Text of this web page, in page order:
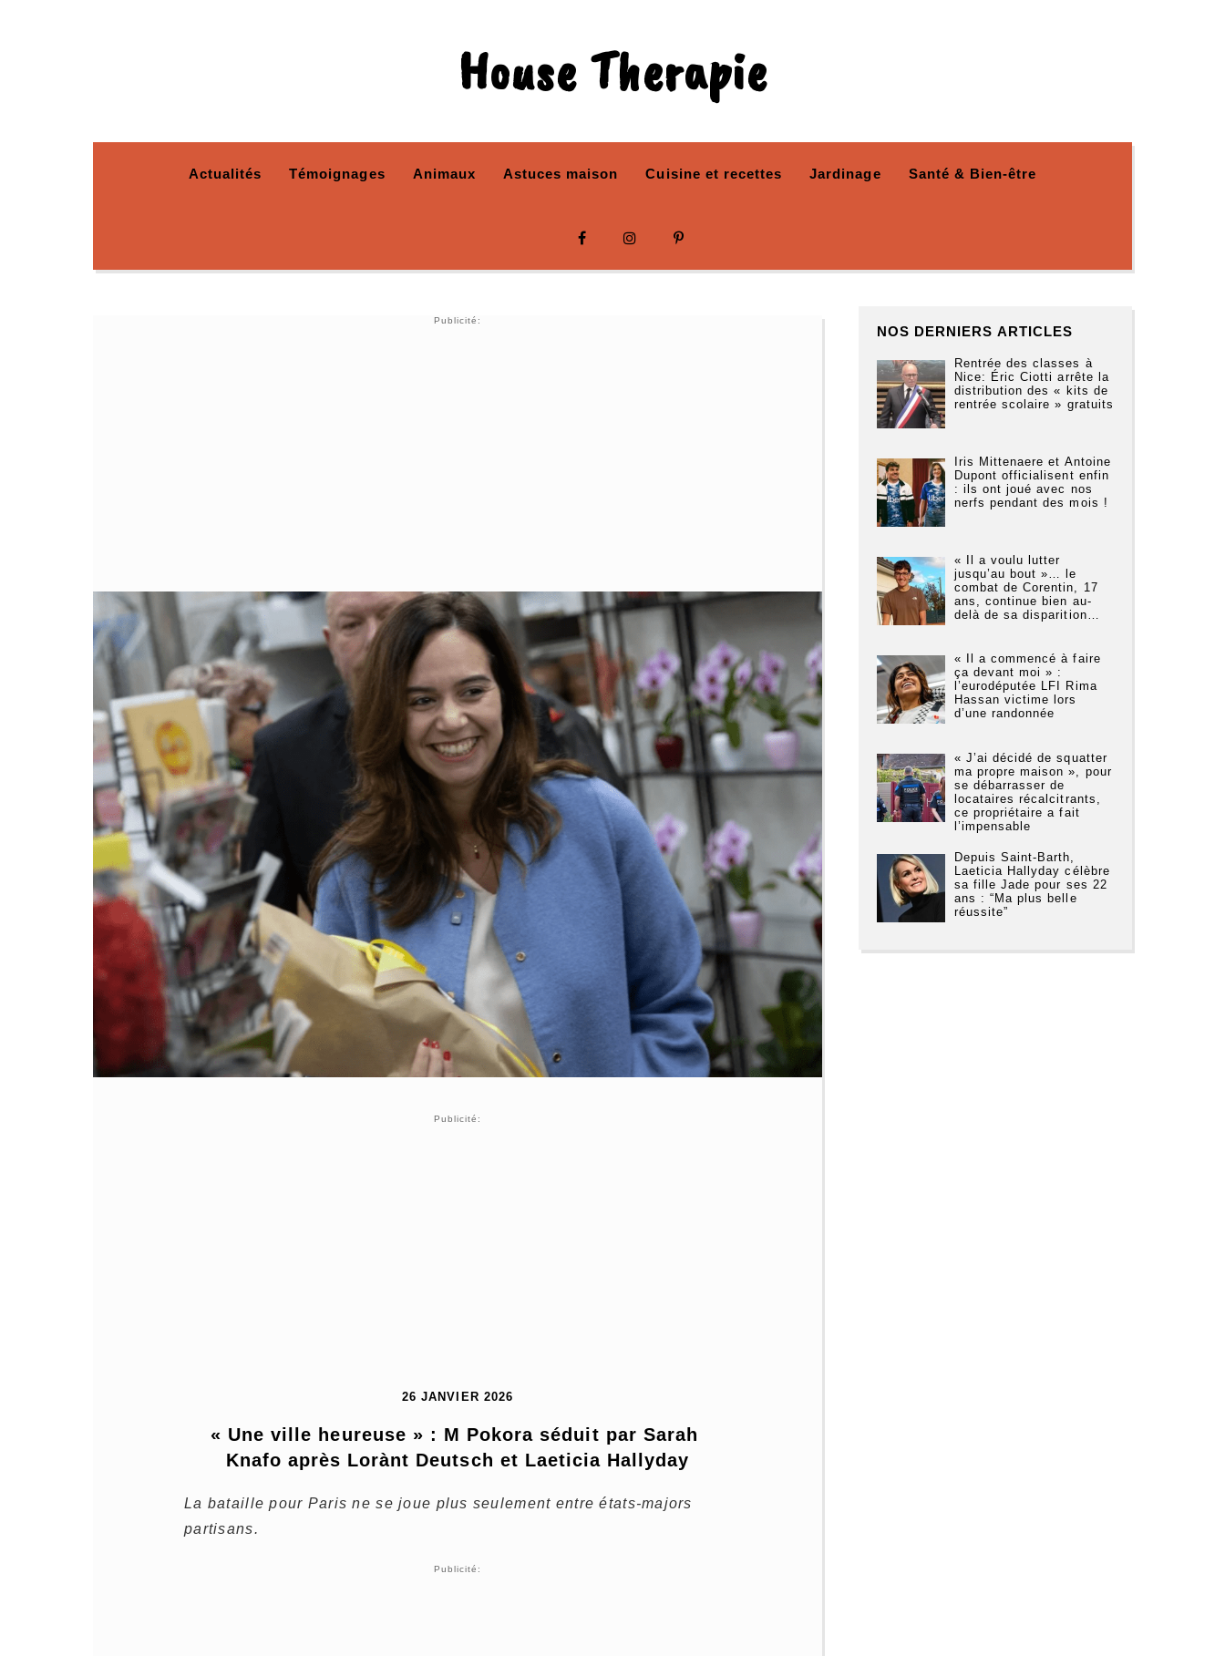
House Therapie
Actualités Témoignages Animaux Astuces maison Cuisine et recettes Jardinage Santé & Bien-être
Publicité:
Publicité:
26 JANVIER 2026
« Une ville heureuse » : M Pokora séduit par Sarah
Knafo après Lorànt Deutsch et Laeticia Hallyday
La bataille pour Paris ne se joue plus seulement entre états-majors
partisans.
Publicité:
NOS DERNIERS ARTICLES
Rentrée des classes à
Nice: Éric Ciotti arrête la
distribution des « kits de
rentrée scolaire » gratuits
Iris Mittenaere et Antoine
Dupont officialisent enfin
: ils ont joué avec nos
nerfs pendant des mois !
« Il a voulu lutter
jusqu’au bout »… le
combat de Corentin, 17
ans, continue bien au-
delà de sa disparition…
« Il a commencé à faire
ça devant moi » :
l’eurodéputée LFI Rima
Hassan victime lors
d’une randonnée
« J’ai décidé de squatter
ma propre maison », pour
se débarrasser de
locataires récalcitrants,
ce propriétaire a fait
l’impensable
Depuis Saint-Barth,
Laeticia Hallyday célèbre
sa fille Jade pour ses 22
ans : “Ma plus belle
réussite”